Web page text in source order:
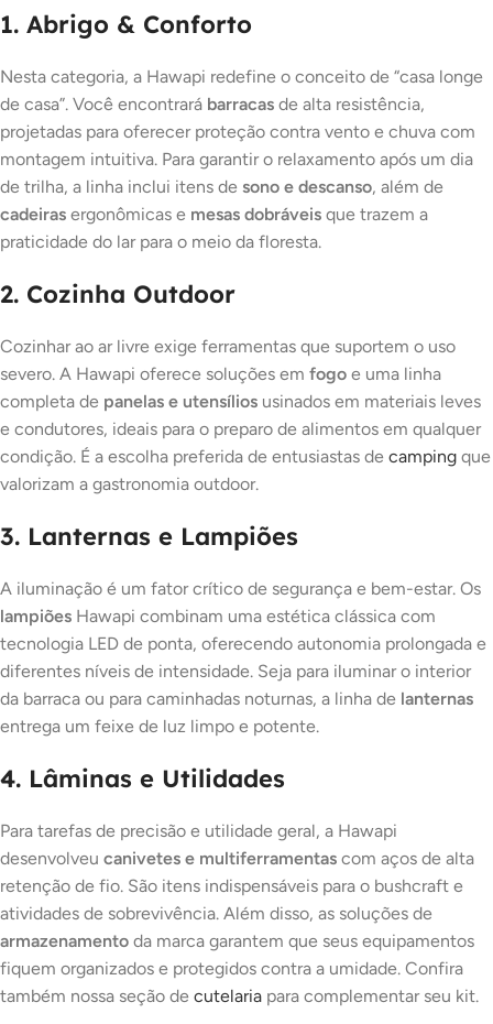
1. Abrigo & Conforto
Nesta categoria, a Hawapi redefine o conceito de “casa longe
de casa”. Você encontrará barracas de alta resistência,
projetadas para oferecer proteção contra vento e chuva com
montagem intuitiva. Para garantir o relaxamento após um dia
de trilha, a linha inclui itens de sono e descanso, além de
cadeiras ergonômicas e mesas dobráveis que trazem a
praticidade do lar para o meio da floresta.
2. Cozinha Outdoor
Cozinhar ao ar livre exige ferramentas que suportem o uso
severo. A Hawapi oferece soluções em fogo e uma linha
completa de panelas e utensílios usinados em materiais leves
e condutores, ideais para o preparo de alimentos em qualquer
condição. É a escolha preferida de entusiastas de camping que
valorizam a gastronomia outdoor.
3. Lanternas e Lampiões
A iluminação é um fator crítico de segurança e bem-estar. Os
lampiões Hawapi combinam uma estética clássica com
tecnologia LED de ponta, oferecendo autonomia prolongada e
diferentes níveis de intensidade. Seja para iluminar o interior
da barraca ou para caminhadas noturnas, a linha de lanternas
entrega um feixe de luz limpo e potente.
4. Lâminas e Utilidades
Para tarefas de precisão e utilidade geral, a Hawapi
desenvolveu canivetes e multiferramentas com aços de alta
retenção de fio. São itens indispensáveis para o bushcraft e
atividades de sobrevivência. Além disso, as soluções de
armazenamento da marca garantem que seus equipamentos
fiquem organizados e protegidos contra a umidade. Confira
também nossa seção de cutelaria para complementar seu kit.